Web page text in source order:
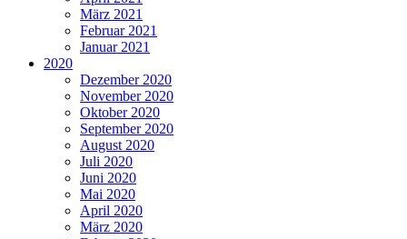
März 2021
Februar 2021
Januar 2021
2020
Dezember 2020
November 2020
Oktober 2020
September 2020
August 2020
Juli 2020
Juni 2020
Mai 2020
April 2020
März 2020